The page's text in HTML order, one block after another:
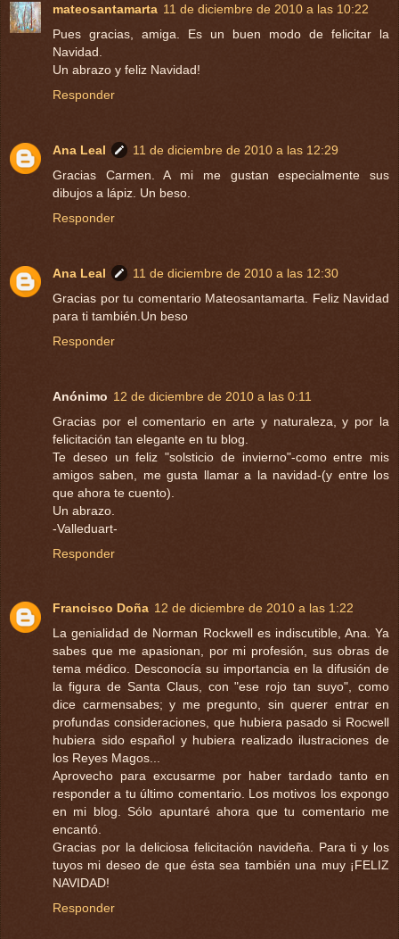
mateosantamarta 11 de diciembre de 2010 a las 10:22
Pues gracias, amiga. Es un buen modo de felicitar la
Navidad.
Un abrazo y feliz Navidad!
Responder
Ana Leal
11 de diciembre de 2010 a las 12:29
Gracias Carmen. A mi me gustan especialmente sus
dibujos a lápiz. Un beso.
Responder
Ana Leal
11 de diciembre de 2010 a las 12:30
Gracias por tu comentario Mateosantamarta. Feliz Navidad
para ti también.Un beso
Responder
Anónimo 12 de diciembre de 2010 a las 0:11
Gracias por el comentario en arte y naturaleza, y por la
felicitación tan elegante en tu blog.
Te deseo un feliz "solsticio de invierno"-como entre mis
amigos saben, me gusta llamar a la navidad-(y entre los
que ahora te cuento).
Un abrazo.
-Valleduart-
Responder
Francisco Doña 12 de diciembre de 2010 a las 1:22
La genialidad de Norman Rockwell es indiscutible, Ana. Ya
sabes que me apasionan, por mi profesión, sus obras de
tema médico. Desconocía su importancia en la difusión de
la figura de Santa Claus, con "ese rojo tan suyo", como
dice carmensabes; y me pregunto, sin querer entrar en
profundas consideraciones, que hubiera pasado si Rocwell
hubiera sido español y hubiera realizado ilustraciones de
los Reyes Magos...
Aprovecho para excusarme por haber tardado tanto en
responder a tu último comentario. Los motivos los expongo
en mi blog. Sólo apuntaré ahora que tu comentario me
encantó.
Gracias por la deliciosa felicitación navideña. Para ti y los
tuyos mi deseo de que ésta sea también una muy ¡FELIZ
NAVIDAD!
Responder